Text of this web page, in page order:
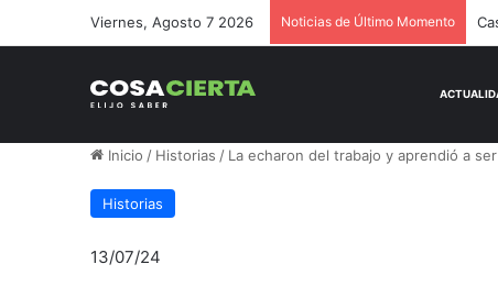
Viernes, Agosto 7 2026 Noticias de Último Momento
Inicio / Historias / La echaron del trabajo y aprendió a
Historias
13/07/24